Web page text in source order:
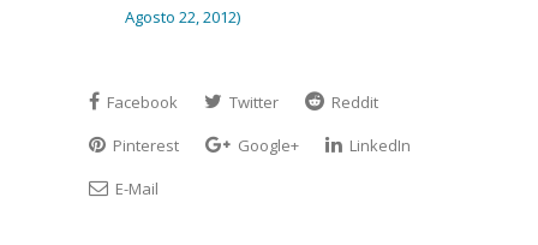
Agosto 22, 2012)
Facebook Twitter
Reddit
Pinterest
Google+
LinkedIn
E-Mail